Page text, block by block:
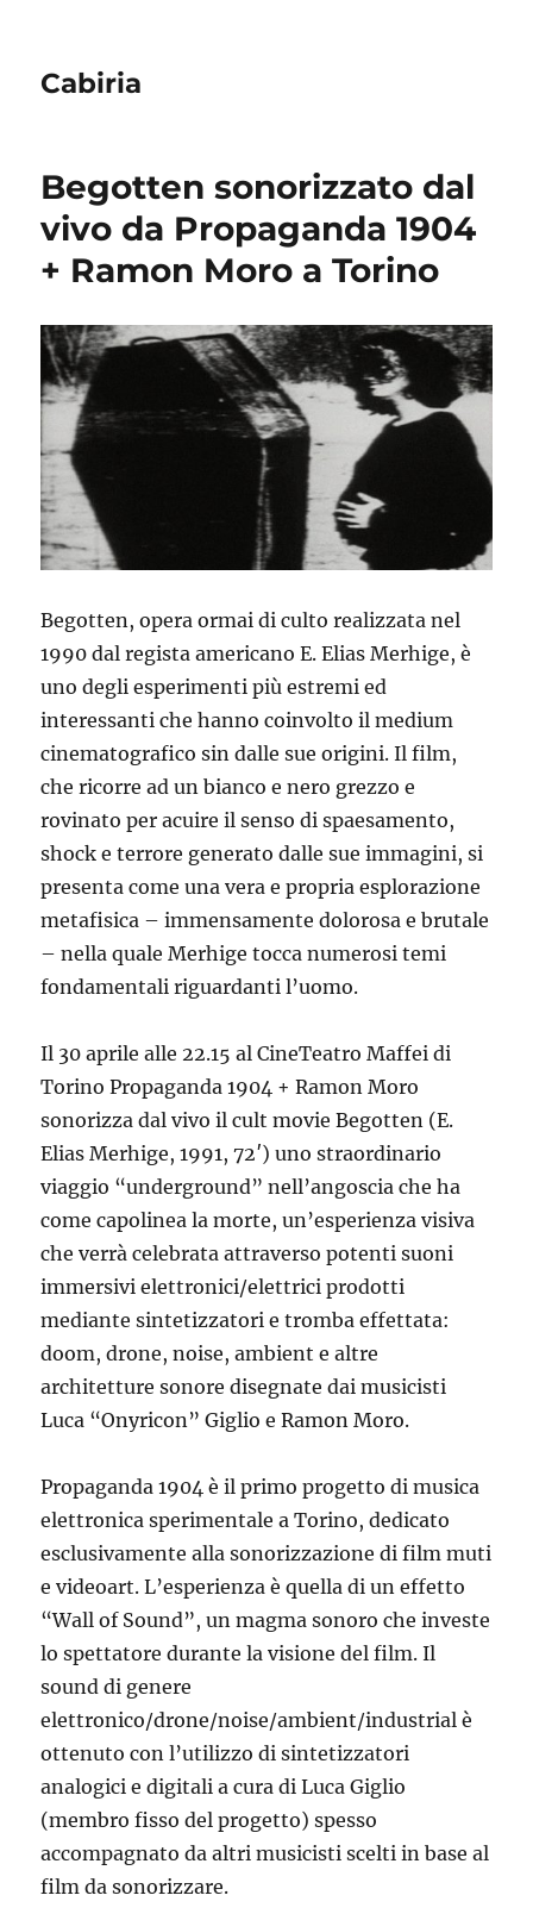
Cabiria
Begotten sonorizzato dal
vivo da Propaganda 1904
+ Ramon Moro a Torino
Begotten, opera ormai di culto realizzata nel
1990 dal regista americano E. Elias Merhige, è
uno degli esperimenti più estremi ed
interessanti che hanno coinvolto il medium
cinematografico sin dalle sue origini. Il film,
che ricorre ad un bianco e nero grezzo e
rovinato per acuire il senso di spaesamento,
shock e terrore generato dalle sue immagini, si
presenta come una vera e propria esplorazione
metafisica – immensamente dolorosa e brutale
– nella quale Merhige tocca numerosi temi
fondamentali riguardanti l’uomo.
Il 30 aprile alle 22.15 al CineTeatro Maffei di
Torino Propaganda 1904 + Ramon Moro
sonorizza dal vivo il cult movie Begotten (E.
Elias Merhige, 1991, 72′) uno straordinario
viaggio “underground” nell’angoscia che ha
come capolinea la morte, un’esperienza visiva
che verrà celebrata attraverso potenti suoni
immersivi elettronici/elettrici prodotti
mediante sintetizzatori e tromba effettata:
doom, drone, noise, ambient e altre
architetture sonore disegnate dai musicisti
Luca “Onyricon” Giglio e Ramon Moro.
Propaganda 1904 è il primo progetto di musica
elettronica sperimentale a Torino, dedicato
esclusivamente alla sonorizzazione di film muti
e videoart. L’esperienza è quella di un effetto
“Wall of Sound”, un magma sonoro che investe
lo spettatore durante la visione del film. Il
sound di genere
elettronico/drone/noise/ambient/industrial è
ottenuto con l’utilizzo di sintetizzatori
analogici e digitali a cura di Luca Giglio
(membro fisso del progetto) spesso
accompagnato da altri musicisti scelti in base al
film da sonorizzare.